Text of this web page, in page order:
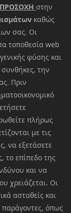
ΠΡΟΣΟΧΗ στην
καθώς
σας. Οι
τοποθεσία web
φύσης και
την
Πριν
πλήρως
με τις
να εξετάσετε
το επίπεδο της
και να
χρειάζεται. Οι
ασταθείς και
όπως